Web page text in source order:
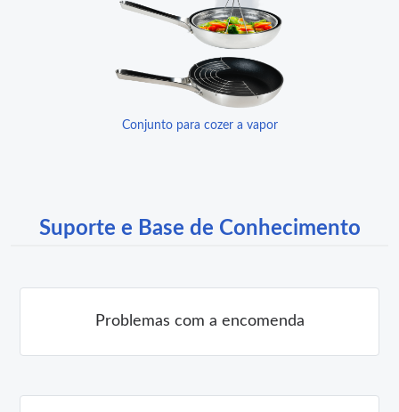
Conjunto para cozer a vapor
Suporte e Base de Conhecimento
Problemas com a encomenda